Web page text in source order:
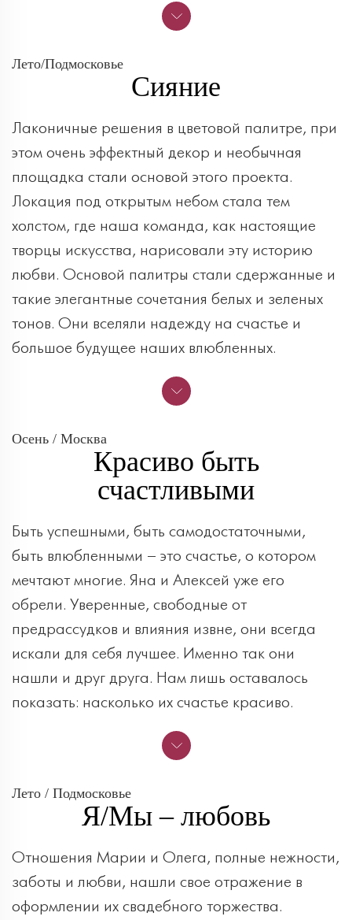
Лето/Подмосковье
Сияние
Лаконичные решения в цветовой палитре, при
этом очень эффектный декор и необычная
площадка стали основой этого проекта.
Локация под открытым небом стала тем
холстом, где наша команда, как настоящие
творцы искусства, нарисовали эту историю
любви. Основой палитры стали сдержанные и
такие элегантные сочетания белых и зеленых
тонов. Они вселяли надежду на счастье и
большое будущее наших влюбленных.
Осень / Москва
Красиво быть
счастливыми
Быть успешными, быть самодостаточными,
быть влюбленными – это счастье, о котором
мечтают многие. Яна и Алексей уже его
обрели. Уверенные, свободные от
предрассудков и влияния извне, они всегда
искали для себя лучшее. Именно так они
нашли и друг друга. Нам лишь оставалось
показать: насколько их счастье красиво.
Лето / Подмосковье
Я/Мы – любовь
Отношения Марии и Олега, полные нежности,
заботы и любви, нашли свое отражение в
оформлении их свадебного торжества.